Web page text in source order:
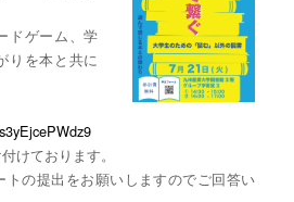
ドゲーム、学
りを本と共に
けております。
トの提出をお願いしますのでご回答い